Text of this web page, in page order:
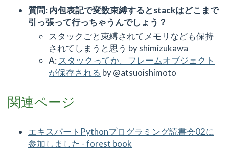
質問: 内包表記で変数束縛するとstackはどこまで
引っ張って行っちゃうんでしょう？
スタックごと束縛されてメモリなども保持
されてしまうと思う by shimizukawa
A: スタックってか、フレームオブジェクト
が保存される by @atsuoishimoto
関連ページ
エキスパートPythonプログラミング読書会02に
参加しました - forest book